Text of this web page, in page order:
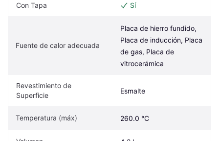
Con Tapa Sí
Fuente de calor adecuada
Placa de hierro fundido,
Placa de inducción, Placa
de gas, Placa de
vitrocerámica
Revestimiento de
Superficie
Esmalte
Temperatura (máx) 260.0 °C